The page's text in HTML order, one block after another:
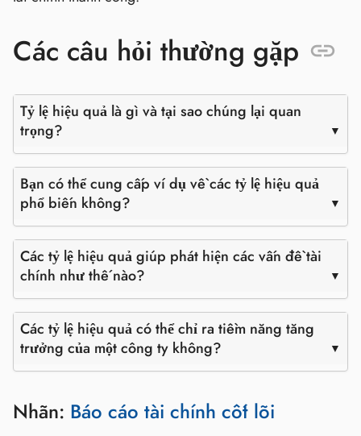
Các câu hỏi thường gặp
Tỷ lệ hiệu quả là gì và tại sao chúng lại quan
trọng?
Bạn có thể cung cấp ví dụ về các tỷ lệ hiệu quả
phổ biến không?
Các tỷ lệ hiệu quả giúp phát hiện các vấn đề tài
chính như thế nào?
Các tỷ lệ hiệu quả có thể chỉ ra tiềm năng tăng
trưởng của một công ty không?
Nhãn: Báo cáo tài chính cốt lõi